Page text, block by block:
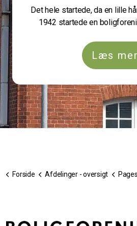
Det hele startede, da en lille
1942 startede en
Læs
Forside Afdelinger - oversigt Pages